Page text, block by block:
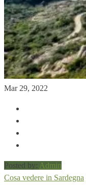
Mar 29, 2022
Posted by: Admin
Cosa vedere in Sardegna